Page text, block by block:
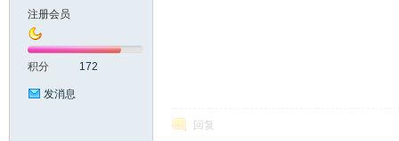
注册会员
积分 172
发消息
回复